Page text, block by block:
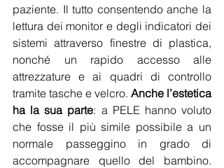
paziente. Il tutto consentendo anche la
lettura dei monitor e degli indicatori dei
sistemi attraverso finestre di plastica,
nonché un rapido accesso alle
attrezzature e ai quadri di controllo
tramite tasche e velcro. Anche l’estetica
ha la sua parte: a PELE hanno voluto
che fosse il più simile possibile a un
normale passeggino
in grado di
accompagnare quello del bambino.